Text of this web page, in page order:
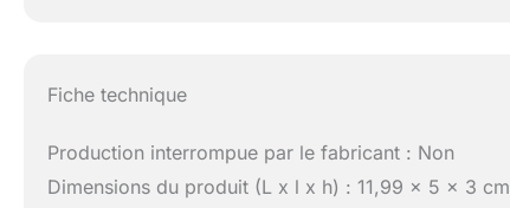
Fiche technique
Production interrompue par le fabricant : Non
Dimensions du produit (L x l x h) : 11,99 x 5 x 3 cm